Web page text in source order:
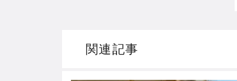
関連記事